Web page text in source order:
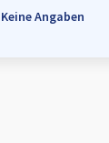
Keine Angaben